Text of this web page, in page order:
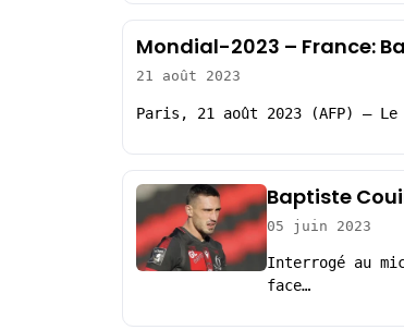
Mondial-2023 – France:
21 août 2023
Paris, 21 août 2023 (AFP) –
Baptiste
05 juin 2023
Interrogé au
face…